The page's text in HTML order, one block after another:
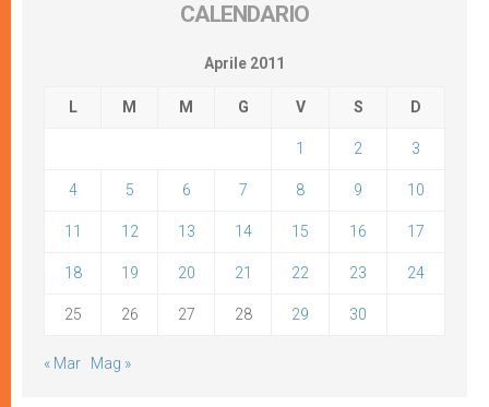
CALENDARIO
Aprile 2011
L M M G V S D
1 2 3
4 5 6 7 8 9 10
11 12 13 14 15 16 17
18 19 20 21 22 23 24
25 26 27 28 29 30
« Mar Mag »